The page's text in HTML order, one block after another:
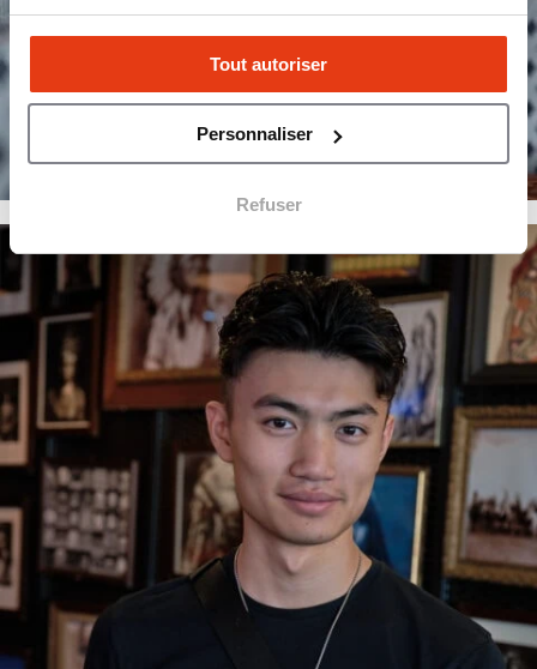
Tout autoriser
Personnaliser
Refuser